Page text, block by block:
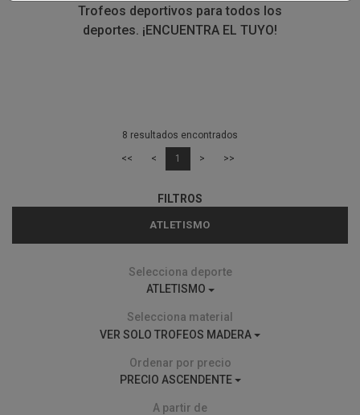
Trofeos deportivos para todos los
deportes. ¡ENCUENTRA EL TUYO!
8 resultados encontrados
<< < 1 > >>
FILTROS
ATLETISMO
Selecciona deporte
ATLETISMO
Selecciona material
VER SOLO TROFEOS MADERA
Ordenar por precio
PRECIO ASCENDENTE
A partir de